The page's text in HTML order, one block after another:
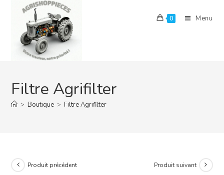
content
0 Menu
Filtre Agrifilter
> Boutique > Filtre Agrifilter
Produit précédent Produit suivant